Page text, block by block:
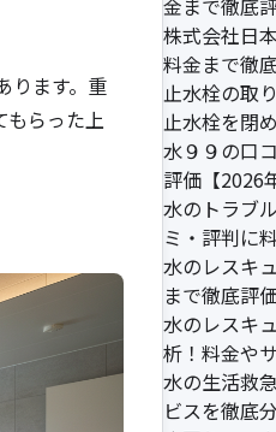
ります。重
らった上
金まで徹底
株式会社日
料金まで徹
止水栓の取
止水栓を閉
水９９の口
評価【2026
水のトラブ
ミ・評判に
水のレスキ
まで徹底評
水のレスキ
析！料金や
水の生活救
ビスを徹底